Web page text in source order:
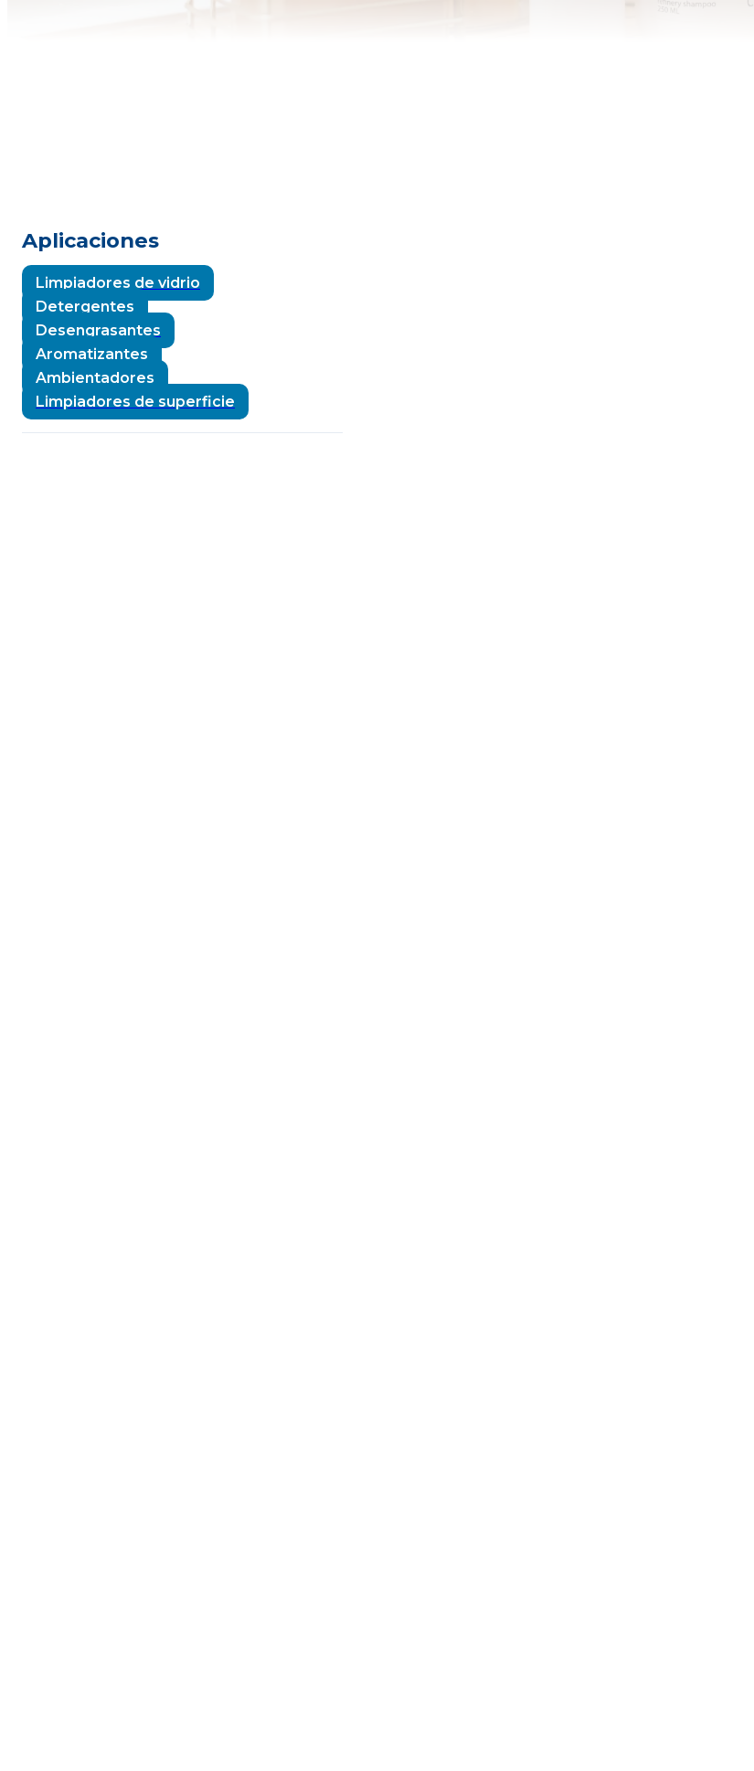
Aplicaciones
Limpiadores de vidrio
Detergentes
Desengrasantes
Aromatizantes
Ambientadores
Limpiadores de superficie